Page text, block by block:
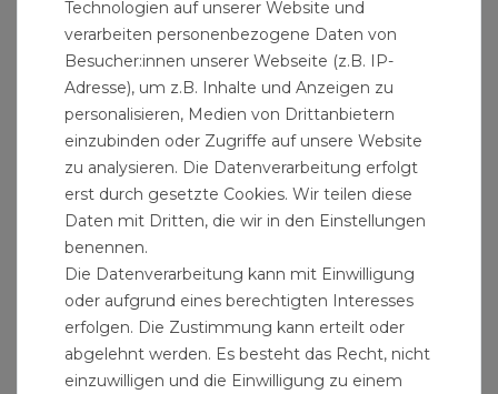
Stand Rohrbiegemaschine 16t
449,99 € *
Technologien auf unserer Website und
verarbeiten personenbezogene Daten von
Besucher:innen unserer Webseite (z.B. IP-
Adresse), um z.B. Inhalte und Anzeigen zu
personalisieren, Medien von Drittanbietern
einzubinden oder Zugriffe auf unsere Website
zu analysieren. Die Datenverarbeitung erfolgt
erst durch gesetzte Cookies. Wir teilen diese
Daten mit Dritten, die wir in den Einstellungen
benennen.
Die Datenverarbeitung kann mit Einwilligung
oder aufgrund eines berechtigten Interesses
erfolgen. Die Zustimmung kann erteilt oder
abgelehnt werden. Es besteht das Recht, nicht
einzuwilligen und die Einwilligung zu einem